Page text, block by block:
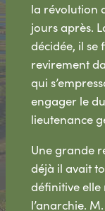
la révolution
jours après.
décidée, il se
revirement
qui
engager le
lieutenance
Une grande
déjà il avait
définitive elle
l’anarchie.